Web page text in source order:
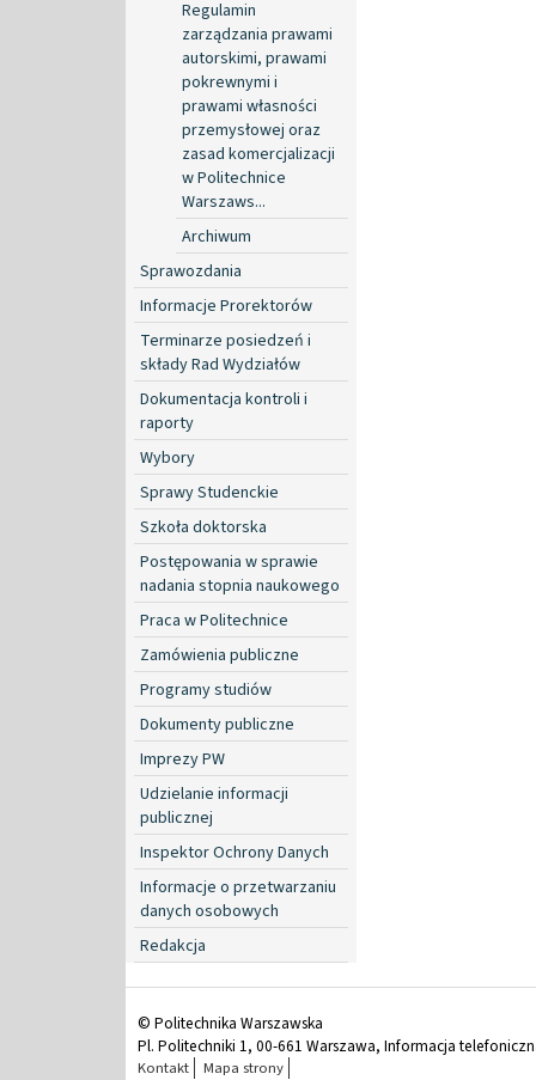
Regulamin
zarządzania prawami
autorskimi, prawami
pokrewnymi i
prawami własności
przemysłowej oraz
zasad komercjalizacji
w Politechnice
Warszaws...
Archiwum
Sprawozdania
Informacje Prorektorów
Terminarze posiedzeń i
składy Rad Wydziałów
Dokumentacja kontroli i
raporty
Wybory
Sprawy Studenckie
Szkoła doktorska
Postępowania w sprawie
nadania stopnia naukowego
Praca w Politechnice
Zamówienia publiczne
Programy studiów
Dokumenty publiczne
Imprezy PW
Udzielanie informacji
publicznej
Inspektor Ochrony Danych
Informacje o przetwarzaniu
danych osobowych
Redakcja
© Politechnika Warszawska
Pl. Politechniki 1, 00-661 Warszawa, Informacja
Kontakt Mapa strony